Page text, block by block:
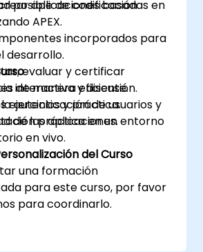
posible de codificación
aplicaciones basadas en
APEX.
incorporados para
desarrollo.
evaluar y certificar
de manera eficiente.
autenticación de usuarios y
de las aplicaciones.
interactiva y discusión.
ejercicios y práctica.
práctica en un entorno
en vivo.
del Curso
una formación
para este curso, por favor
para coordinarlo.